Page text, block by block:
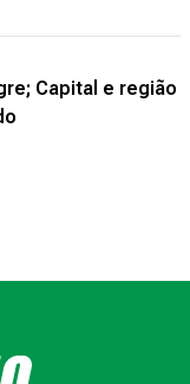
Capital e região